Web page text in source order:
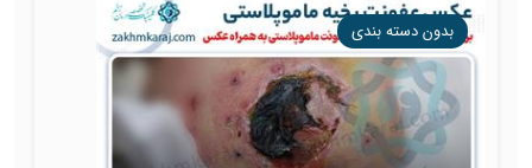
بدون دسته بندی